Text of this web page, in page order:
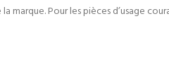
marque. Pour les pièces d’usage